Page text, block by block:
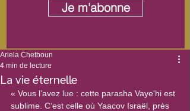
Je m'abonne
La vie éternelle
Ariela Chetboun
4 min de lecture
« Vous l’avez lue : cette parasha Vaye'hi est
sublime. C’est celle où Yaacov Israël, près